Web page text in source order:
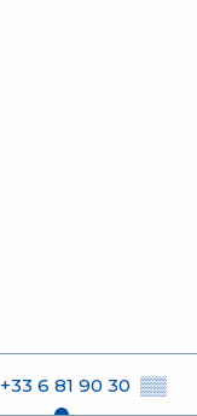
+33 6 81 90 30 ▒▒